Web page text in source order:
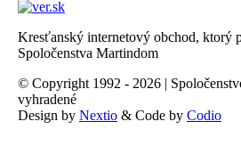
Kresťanský internetový obchod, ktorý
Spoločenstva Martindom
© Copyright 1992 - 2026 |
vyhradené
Design by Nextio & Code by Codio